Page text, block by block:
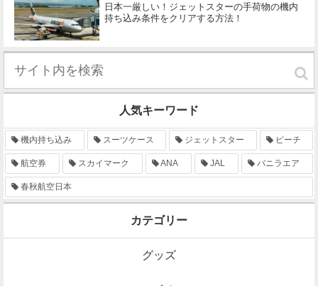
日本一厳しい！ジェットスターの手荷物の機内
持ち込み条件をクリアする方法！
人気キーワード
機内持ち込み スーツケース ジェットスター ピーチ
航空券 スカイマーク ANA JAL バニラエア
春秋航空日本
カテゴリー
グッズ